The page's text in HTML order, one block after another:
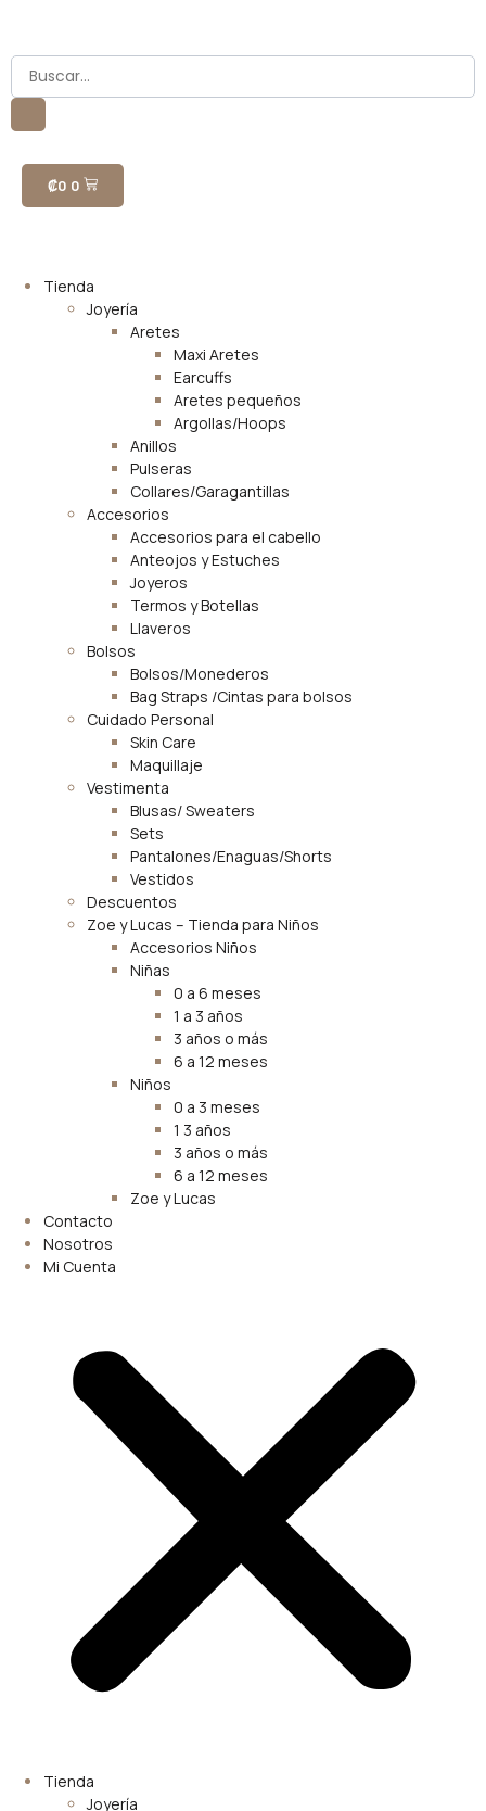
₡0 0
Tienda
Joyería
Aretes
Maxi Aretes
Earcuffs
Aretes pequeños
Argollas/Hoops
Anillos
Pulseras
Collares/Garagantillas
Accesorios
Accesorios para el cabello
Anteojos y Estuches
Joyeros
Termos y Botellas
Llaveros
Bolsos
Bolsos/Monederos
Bag Straps /Cintas para bolsos
Cuidado Personal
Skin Care
Maquillaje
Vestimenta
Blusas/ Sweaters
Sets
Pantalones/Enaguas/Shorts
Vestidos
Descuentos
Zoe y Lucas – Tienda para Niños
Accesorios Niños
Niñas
0 a 6 meses
1 a 3 años
3 años o más
6 a 12 meses
Niños
0 a 3 meses
1 3 años
3 años o más
6 a 12 meses
Zoe y Lucas
Contacto
Nosotros
Mi Cuenta
Tienda
Joyería